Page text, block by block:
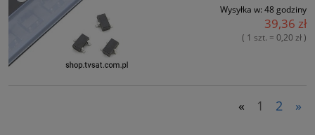
Wysyłka w: 48 godziny
39,36 zł
( 1 szt. = 0,20 zł )
« 1 2 »